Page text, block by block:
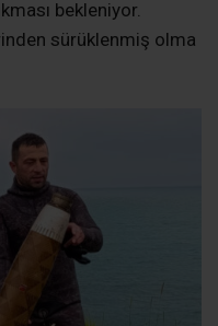
Sevk Edildi
Kolluk Destek Timi
bulunan
üzerinde duruldu.
da hangi sisteme ait
teknik inceleme
bekleniyor.